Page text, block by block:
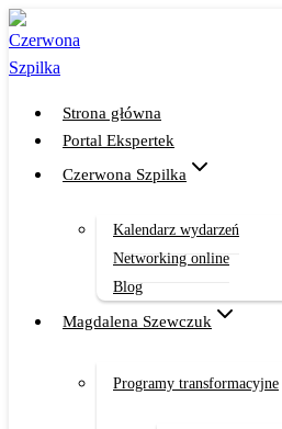
Przejdź
do
treści
Strona główna
Portal Ekspertek
Czerwona Szpilka
Kalendarz wydarzeń
Networking online
Blog
Magdalena Szewczuk
Programy transformacyjne